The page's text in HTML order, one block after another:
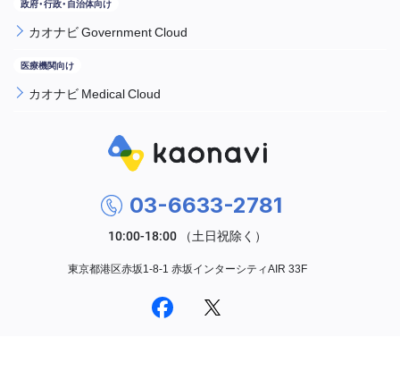
カオナビ Government Cloud
カオナビ Medical Cloud
03-6633-2781
東京都港区赤坂1-8-1 赤坂インターシティAIR 33F